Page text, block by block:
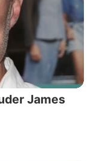
James